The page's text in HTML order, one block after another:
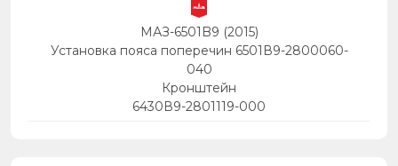
МАЗ-6501B9 (2015)
Установка пояса поперечин 6501В9-2800060-
040
Кронштейн
6430В9-2801119-000